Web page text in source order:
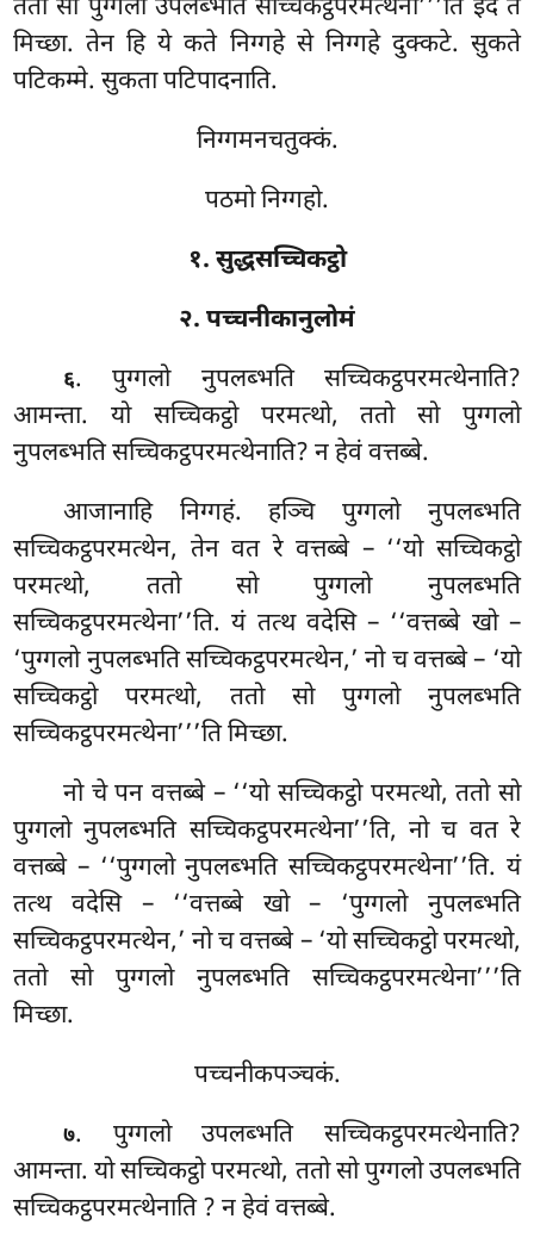
ततो सो पुग्गलो उपलब्भति सच्चिकट्ठपरमत्थेना’’’ति इदं ते
मिच्छा. तेन हि ये कते निग्गहे से निग्गहे दुक्कटे. सुकते
पटिकम्मे. सुकता पटिपादनाति.
निग्गमनचतुक्कं.
पठमो निग्गहो.
१. सुद्धसच्चिकट्ठो
२. पच्चनीकानुलोमं
६. पुग्गलो नुपलब्भति सच्चिकट्ठपरमत्थेनाति?
आमन्ता. यो सच्चिकट्ठो परमत्थो, ततो सो पुग्गलो
नुपलब्भति सच्चिकट्ठपरमत्थेनाति? न हेवं वत्तब्बे.
आजानाहि निग्गहं. हञ्चि पुग्गलो नुपलब्भति
सच्चिकट्ठपरमत्थेन, तेन वत रे वत्तब्बे – ‘‘यो सच्चिकट्ठो
परमत्थो, ततो सो पुग्गलो नुपलब्भति
सच्चिकट्ठपरमत्थेना’’ति. यं तत्थ वदेसि – ‘‘वत्तब्बे खो –
‘पुग्गलोनुपलब्भति सच्चिकट्ठपरमत्थेन,’ नो च वत्तब्बे – ‘यो
सच्चिकट्ठोपरमत्थो, ततो सो पुग्गलो नुपलब्भति
सच्चिकट्ठपरमत्थेना’’’ति मिच्छा.
नो चे पन वत्तब्बे – ‘‘यो सच्चिकट्ठो परमत्थो, ततो सो
पुग्गलो नुपलब्भति सच्चिकट्ठपरमत्थेना’’ति, नो च वत रे
वत्तब्बे – ‘‘पुग्गलो नुपलब्भति सच्चिकट्ठपरमत्थेना’’ति. यं
तत्थ वदेसि – ‘‘वत्तब्बे खो – ‘पुग्गलो नुपलब्भति
सच्चिकट्ठपरमत्थेन,’ नो च वत्तब्बे – ‘यो सच्चिकट्ठो परमत्थो,
ततो सो पुग्गलो नुपलब्भति सच्चिकट्ठपरमत्थेना’’’ति
मिच्छा.
पच्चनीकपञ्चकं.
७. पुग्गलो उपलब्भति सच्चिकट्ठपरमत्थेनाति?
आमन्ता. यो सच्चिकट्ठो परमत्थो, ततो सो पुग्गलो उपलब्भति
सच्चिकट्ठपरमत्थेनाति? न हेवं वत्तब्बे.